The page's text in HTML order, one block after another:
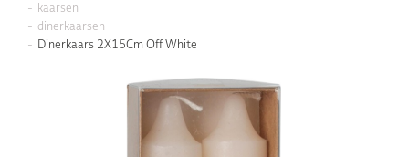
kaarsen
dinerkaarsen
Dinerkaars 2X15Cm Off White